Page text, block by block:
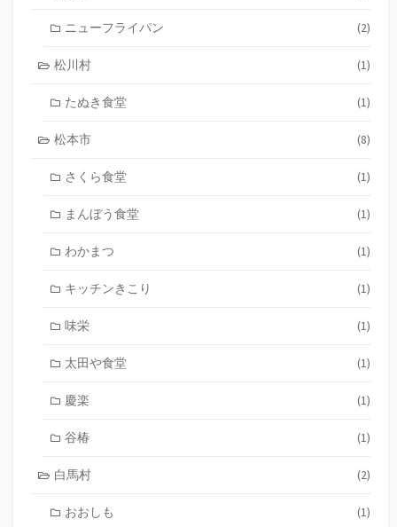
ニューフライパン (2)
松川村 (1)
たぬき食堂 (1)
松本市 (8)
さくら食堂 (1)
まんぼう食堂 (1)
わかまつ (1)
キッチンきこり (1)
味栄 (1)
太田や食堂 (1)
慶楽 (1)
谷椿 (1)
白馬村 (2)
おおしも (1)